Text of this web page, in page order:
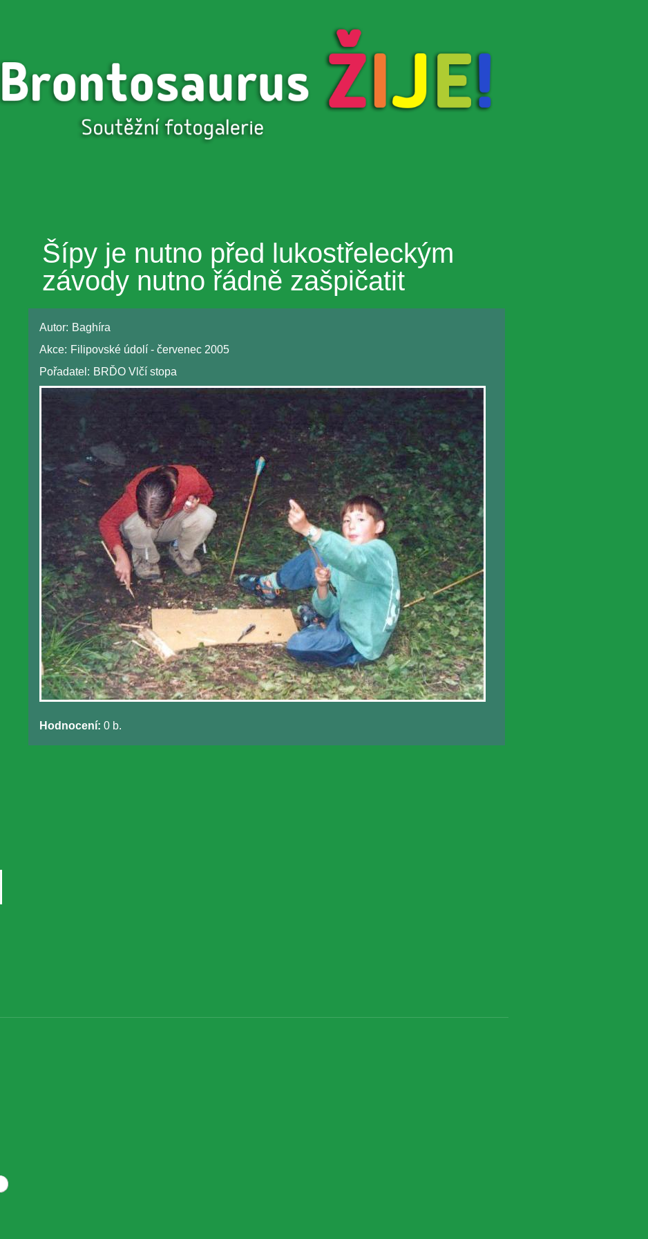
Šípy je nutno před lukostřeleckým
závody nutno řádně zašpičatit
Autor: Baghíra
Akce: Filipovské údolí - červenec 2005
Pořadatel: BRĎO Vlčí stopa
Hodnocení: 0 b.